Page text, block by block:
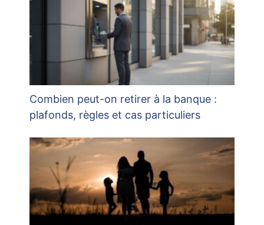
Combien peut-on retirer à la banque :
plafonds, règles et cas particuliers